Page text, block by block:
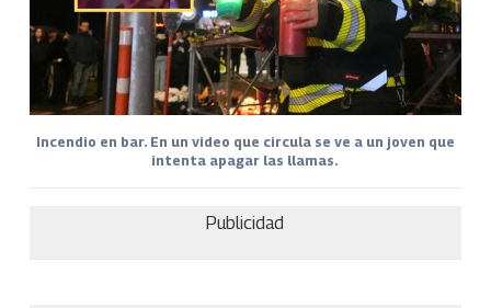
Incendio en bar. En un video que circula se ve a un joven que
intenta apagar las llamas.
Publicidad